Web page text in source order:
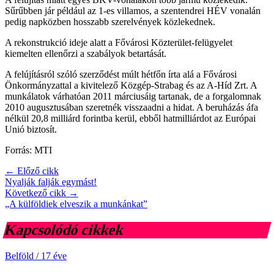
Sűrűbben jár például az 1-es villamos, a szentendrei HÉV vonalán
pedig napközben hosszabb szerelvények közlekednek.
A rekonstrukció ideje alatt a Fővárosi Közterület-felügyelet
kiemelten ellenőrzi a szabályok betartását.
A felújításról szóló szerződést múlt hétfőn írta alá a Fővárosi
Önkormányzattal a kivitelező Közgép-Strabag és az A-Híd Zrt. A
munkálatok várhatóan 2011 márciusáig tartanak, de a forgalomnak
2010 augusztusában szeretnék visszaadni a hidat. A beruházás áfa
nélkül 20,8 milliárd forintba kerül, ebből hatmilliárdot az Európai
Unió biztosít.
Forrás: MTI
← Előző cikk
Nyalják falják egymást!
Következő cikk →
„A külföldiek elveszik a munkánkat”
Kapcsolódó cikkek
Belföld / 17 éve